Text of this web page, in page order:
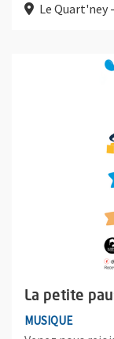
Le Quart'ney
La petite
MUSIQUE
Plus